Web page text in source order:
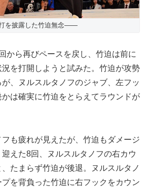
を披露した竹迫無念――
から再びペースを戻し、竹迫は前に
を打開しようと試みた。竹迫が攻勢
、ヌルスルタノフのジャブ、左フッ
は確実に竹迫をとらえてラウンドが
も疲れが見えたが、竹迫もダメージ
えた8回、ヌルスルタノフの右カウ
たまらず竹迫が後退。ヌルスルタノ
を背負った竹迫に右フックをカウン